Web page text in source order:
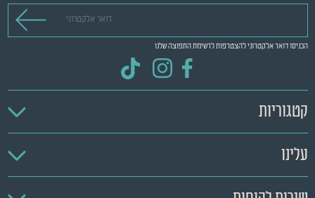
הכניסו דואר אלקטרוני להצטרפות לרשימת התפוצה שלנו
קטגוריות
עלינו